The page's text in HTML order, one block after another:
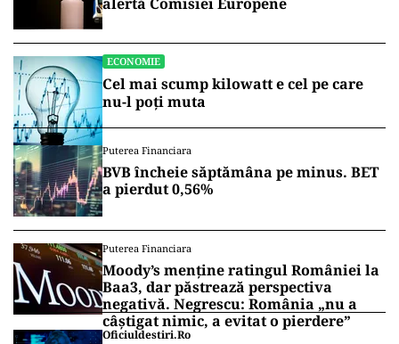
ECONOMIE
Cel mai scump kilowatt e cel pe care
nu-l poți muta
Puterea Financiara
BVB încheie săptămâna pe minus. BET
a pierdut 0,56%
Puterea Financiara
Moody’s menține ratingul României la
Baa3, dar păstrează perspectiva
negativă. Negrescu: România „nu a
câștigat nimic, a evitat o pierdere”
Oficiuldestiri.ro